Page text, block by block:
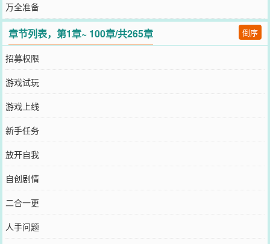
万全准备
章节列表，第1章~ 100章/共265章 倒序
招募权限
游戏试玩
游戏上线
新手任务
放开自我
自创剧情
二合一更
人手问题